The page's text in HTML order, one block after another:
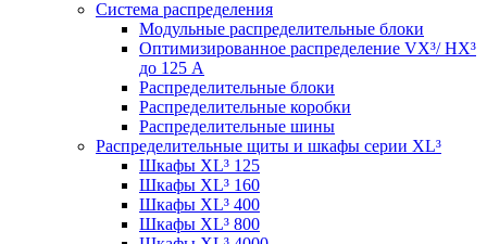
Система распределения
Модульные распределительные блоки
Оптимизированное распределение VX³/ HX³
до 125 А
Распределительные блоки
Распределительные коробки
Распределительные шины
Распределительные щиты и шкафы серии XL³
Шкафы XL³ 125
Шкафы XL³ 160
Шкафы XL³ 400
Шкафы XL³ 800